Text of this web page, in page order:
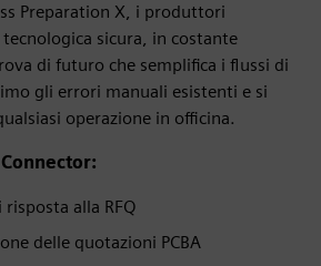
Preparation X, i produttori
sicura, in costante
di futuro che semplifica i flussi di
gli errori manuali esistenti e si
operazione in officina.
alla RFQ
delle quotazioni PCBA